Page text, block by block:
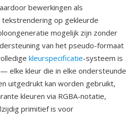
bewerkingen als
op gekleurde
mogelijk zijn zonder
van het pseudo-formaat
kleurspecificatie-systeem is
elke kleur die in elke ondersteunde
uitgedrukt kan worden gebruikt,
kleuren via RGBA-notatie,
primitief is voor